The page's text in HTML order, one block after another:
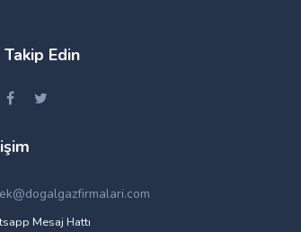
Takip Edin
Mesaj Hattı